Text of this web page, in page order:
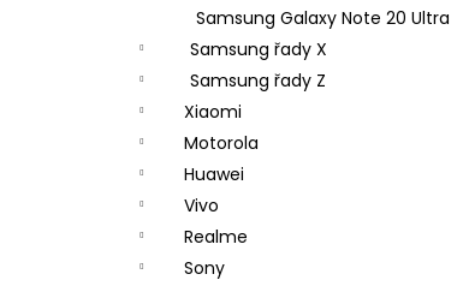
Samsung Galaxy Note 20 Ultra
Samsung řady X
Samsung řady Z
Xiaomi
Motorola
Huawei
Vivo
Realme
Sony